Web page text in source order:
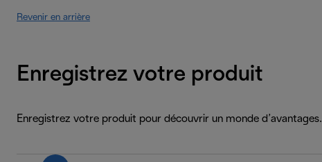
Revenir en arrière
Enregistrez votre produit
Enregistrez votre produit pour découvrir un monde d’avantages.